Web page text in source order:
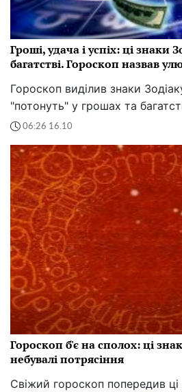
Гроші, удача і успіх: ці знаки
багатстві. Гороскоп назвав
Гороскоп виділив знаки
"потонуть" у грошах та
06:26 16.10
Гороскоп б'є на сполох: ці
небувалі потрясіння
Свіжий гороскоп попередив ці